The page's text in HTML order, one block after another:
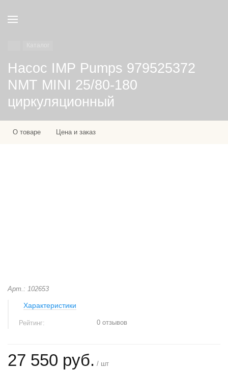
Насос IMP Pumps 979525372
NMT MINI 25/80-180
циркуляционный
О товаре Цена и заказ
Арт.: 102653
Характеристики
Рейтинг: 0 отзывов
27 550 руб. / шт